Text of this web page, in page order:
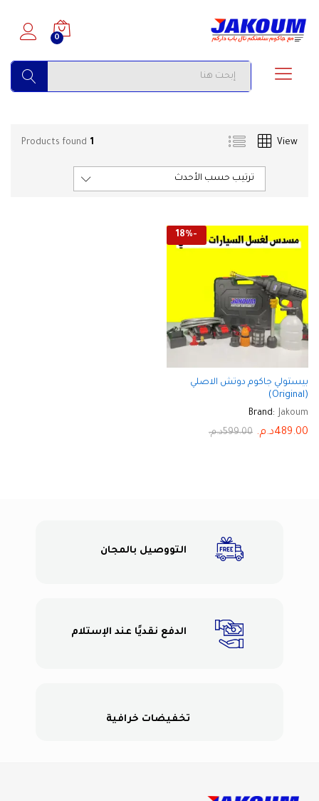
0
1
Products found View
ترتيب حسب الأحدث
-
18%
بيستولي جاكوم دوتش الاصلي
(Original)
Brand:
Jakoum
489.00د.م. 599.00د.م.
التووصيل بالمجان
الدفع نقديًا عند الإستلام
تخفيضات خرافية